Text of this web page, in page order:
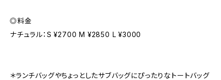
◎料金
ナチュラル：S ¥2700 M ¥2850 L ¥3000
＊ランチバッグやちょっとしたサブバッグにぴったりなトートバッグ